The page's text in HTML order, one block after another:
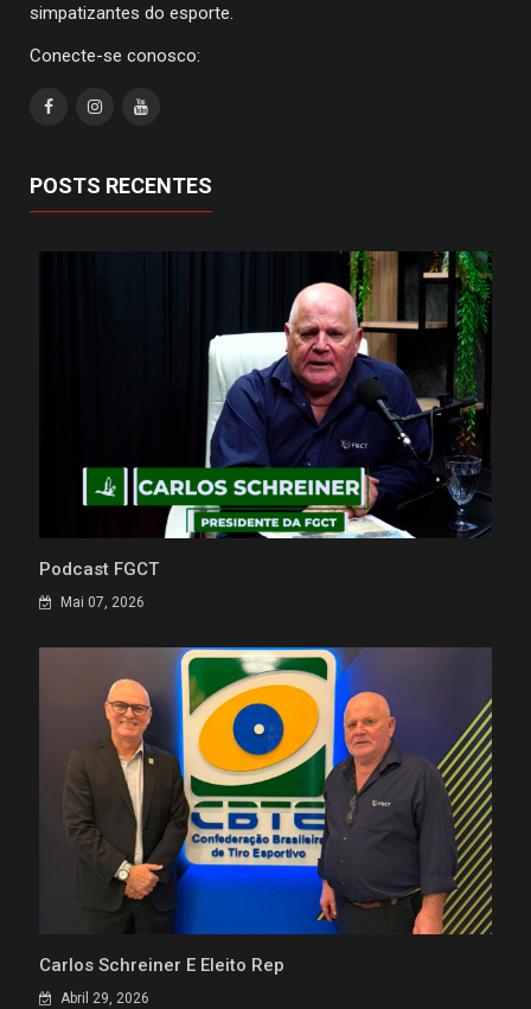
simpatizantes do esporte.
Conecte-se conosco:
POSTS RECENTES
Podcast FGCT
Mai 07, 2026
Carlos Schreiner É Eleito Rep
Abril 29, 2026